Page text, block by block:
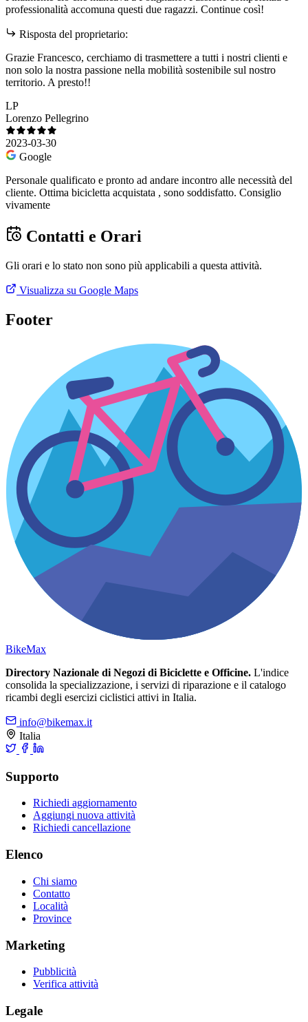
professionalità accomuna questi due ragazzi. Continue così!
Risposta del proprietario:
Grazie Francesco, cerchiamo di trasmettere a tutti i nostri clienti e
non solo la nostra passione nella mobilità sostenibile sul nostro
territorio. A presto!!
LP
Lorenzo Pellegrino
2023-03-30
Google
Personale qualificato e pronto ad andare incontro alle necessità del
cliente. Ottima bicicletta acquistata , sono soddisfatto. Consiglio
vivamente
Contatti e Orari
Gli orari e lo stato non sono più applicabili a questa attività.
Visualizza su Google Maps
Footer
BikeMax
Directory Nazionale di Negozi di Biciclette e Officine. L'indice
consolida la specializzazione, i servizi di riparazione e il catalogo
ricambi degli esercizi ciclistici attivi in Italia.
info@bikemax.it
Italia
Supporto
Richiedi aggiornamento
Aggiungi nuova attività
Richiedi cancellazione
Elenco
Chi siamo
Contatto
Località
Province
Marketing
Pubblicità
Verifica attività
Legale